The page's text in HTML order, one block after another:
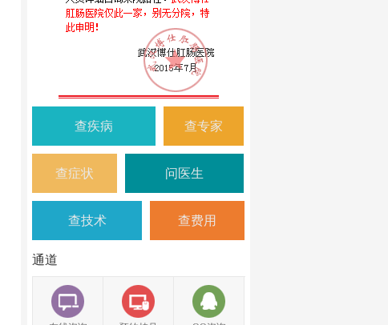
查疾病 查专家
查症状 问医生
查技术 查费用
通道